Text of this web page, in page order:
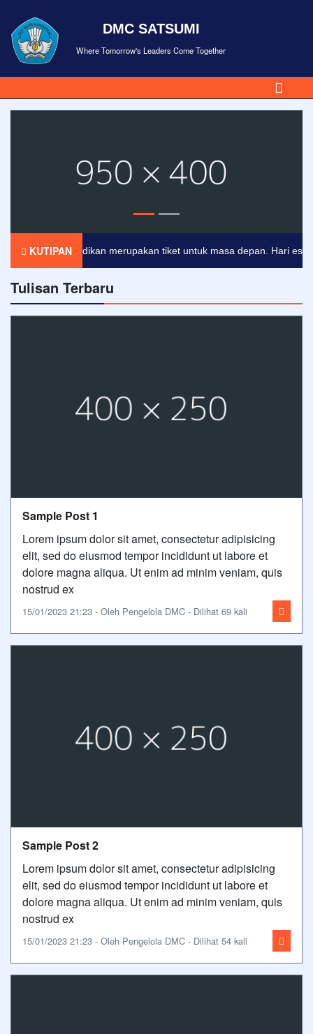
DMC SATSUMI
Where Tomorrow's Leaders Come Together
KUTIPAN
Pendidikan merupakan tiket untuk masa depan. Hari esok
Tulisan Terbaru
Sample Post 1
Lorem ipsum dolor sit amet, consectetur adipisicing
elit, sed do eiusmod tempor incididunt ut labore et
dolore magna aliqua. Ut enim ad minim veniam, quis
nostrud ex
15/01/2023 21:23 - Oleh Pengelola DMC - Dilihat 69 kali
Sample Post 2
Lorem ipsum dolor sit amet, consectetur adipisicing
elit, sed do eiusmod tempor incididunt ut labore et
dolore magna aliqua. Ut enim ad minim veniam, quis
nostrud ex
15/01/2023 21:23 - Oleh Pengelola DMC - Dilihat 54 kali